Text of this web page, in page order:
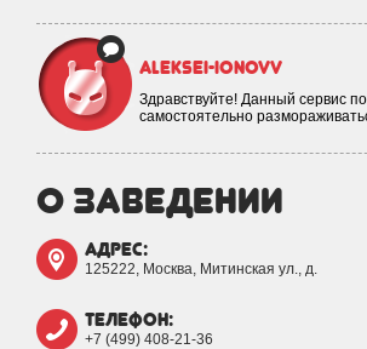
aleksei-ionovv
Здравствуйте! Данный сервис
самостоятельно
о заведении
адрес:
125222, Москва, Митинская ул., д.
телефон:
+7 (499) 408-21-36